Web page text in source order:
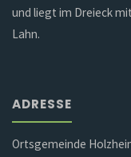
und liegt im Dreieck
Lahn.
ADRESSE
Ortsgemeinde